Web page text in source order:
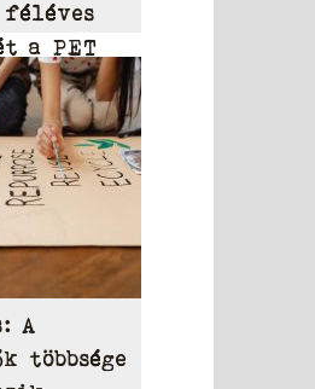
féléves
a PET
A
többsége